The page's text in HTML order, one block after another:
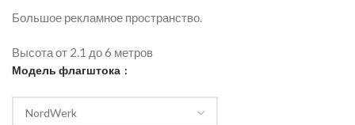
Большое рекламное пространство.
Высота от 2.1 до 6 метров
Модель флагштока